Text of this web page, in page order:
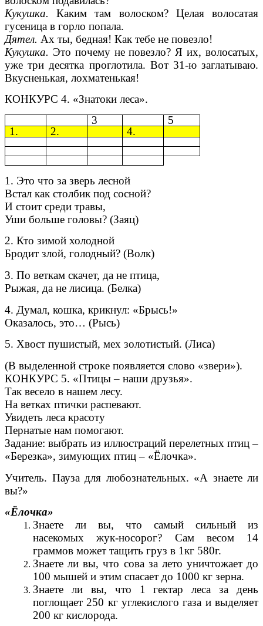
Кукушка. Каким там волоском? Целая волосатая
гусеница в горло попала.
Дятел. Ах ты, бедная! Как тебе не повезло!
Кукушка. Это почему не повезло? Я их, волосатых,
уже три десятка проглотила. Вот 31-ю заглатываю.
Вкусненькая, лохматенькая!
КОНКУРС 4. «Знатоки леса».
3
5
1.
2. 4.
1. Это что за зверь лесной
Встал как столбик под сосной?
И стоит среди травы,
Уши больше головы? (Заяц)
2. Кто зимой холодной
Бродит злой, голодный? (Волк)
3. По веткам скачет, да не птица,
Рыжая, да не лисица. (Белка)
4. Думал, кошка, крикнул: «Брысь!»
Оказалось, это… (Рысь)
5. Хвост пушистый, мех золотистый. (Лиса)
(В выделенной строке появляется слово «звери»).
КОНКУРС 5. «Птицы – наши друзья».
Так весело в нашем лесу.
На ветках птички распевают.
Увидеть леса красоту
Пернатые нам помогают.
Задание: выбрать из иллюстраций перелетных птиц –
«Березка», зимующих птиц – «Ёлочка».
Учитель. Пауза для любознательных. «А знаете ли
вы?»
«Ёлочка»
Знаете ли вы, что самый сильный из
насекомых жук-носорог? Сам весом 14
граммов может тащить груз в 1кг 580г.
Знаете ли вы, что сова за лето уничтожает до
100 мышей и этим спасает до 1000 кг зерна.
Знаете ли вы, что 1 гектар леса за день
поглощает 250 кг углекислого газа и выделяет
200 кг кислорода.